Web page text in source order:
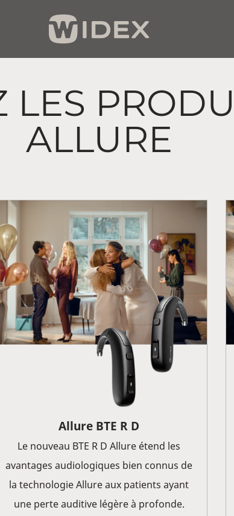
LES
ALLURE
Allure BTE R D
Le nouveau BTE R D Allure étend les
avantages audiologiques bien connus de
la technologie Allure aux patients ayant
une perte auditive légère à profonde.